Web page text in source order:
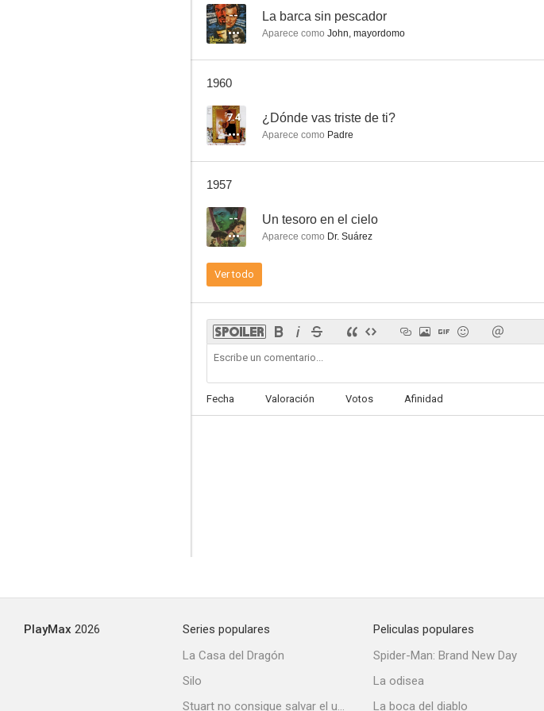
-- La barca sin pescador
Aparece como John, mayordomo
1960
7.4 ¿Dónde vas triste de ti?
Aparece como Padre
1957
-- Un tesoro en el cielo
Aparece como Dr. Suárez
Ver todo
Fecha Valoración Votos Afinidad
PlayMax 2026
Series populares
La Casa del Dragón
Silo
Stuart no consigue salvar el universo
Peliculas populares
Spider-Man: Brand New Day
La odisea
La boca del diablo